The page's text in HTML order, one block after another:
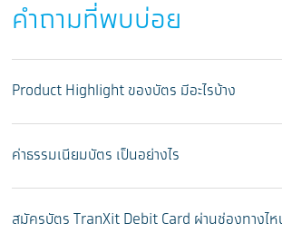
คำถามที่พบบ่อย
Product Highlight ของบัตร มีอะไรบ้าง
ค่าธรรมเนียมบัตร เป็นอย่างไร
สมัครบัตร TranXit Debit Card ผ่านช่องทางไห